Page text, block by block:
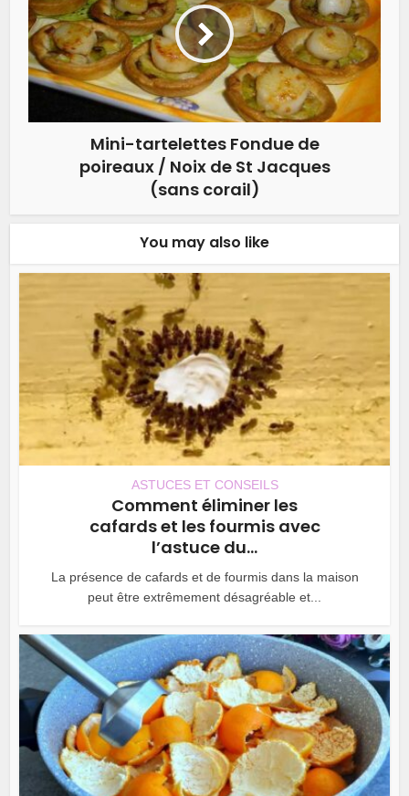
Mini-tartelettes Fondue de
poireaux / Noix de St Jacques
(sans corail)
You may also like
ASTUCES ET CONSEILS
Comment éliminer les
cafards et les fourmis avec
l’astuce du...
La présence de cafards et de fourmis dans la maison
peut être extrêmement désagréable et...